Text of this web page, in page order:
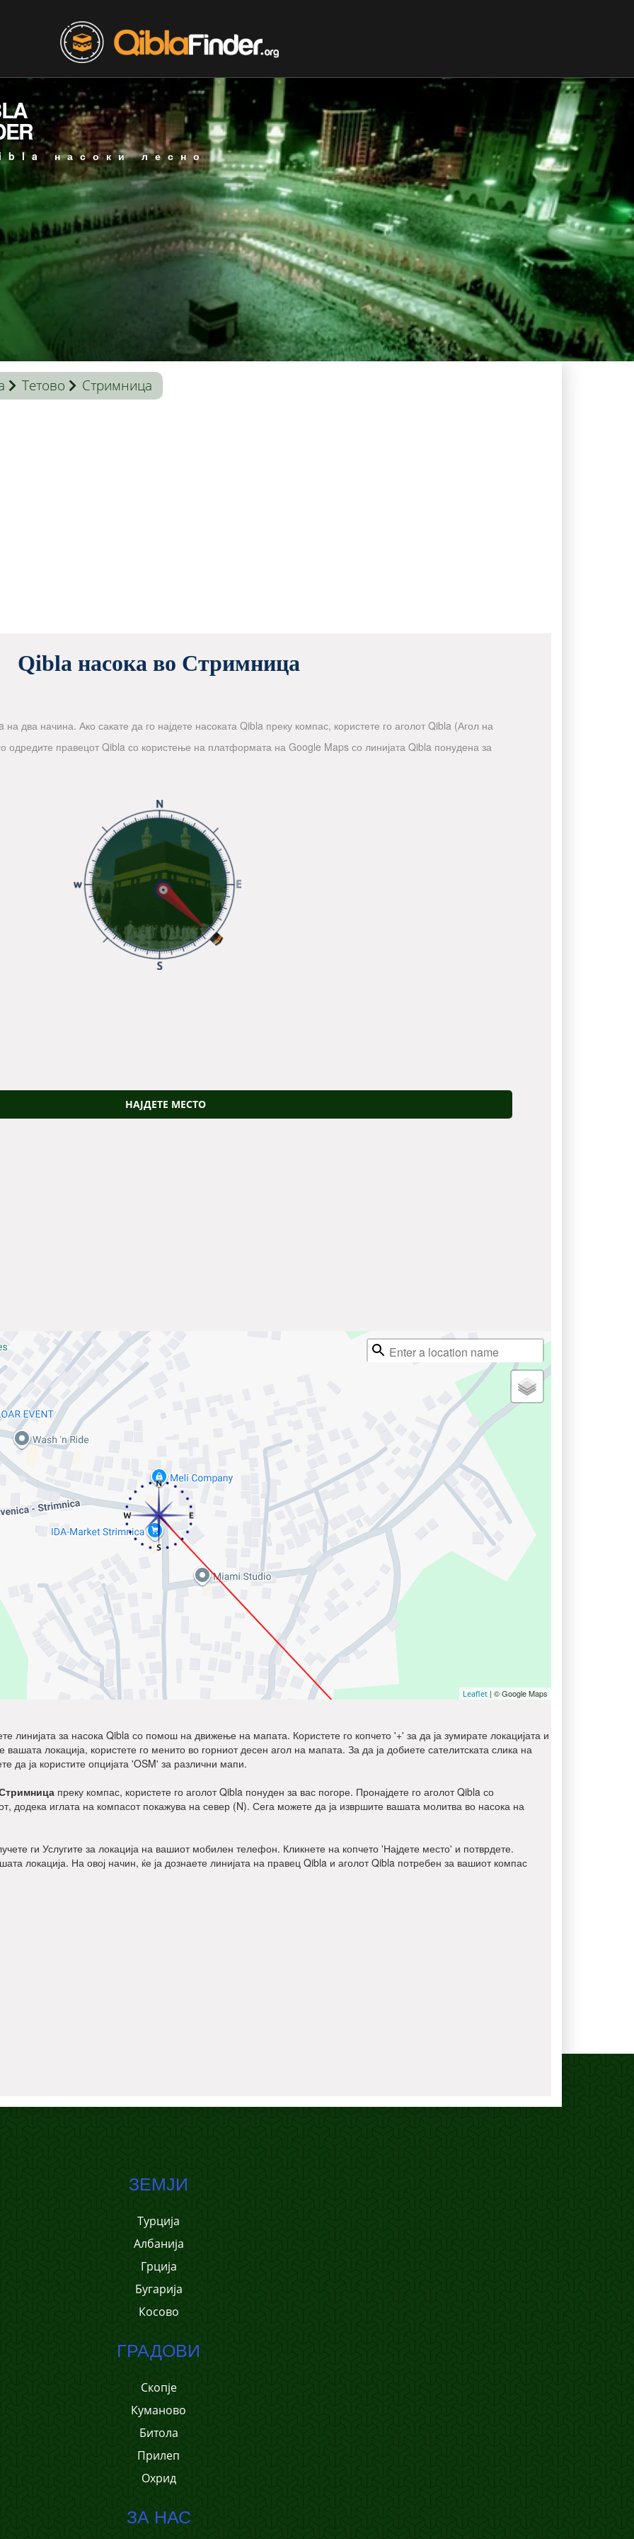
насоки лесно
Тетово Стримница
Qibla насока во Стримница
два начина. Ако сакате да го најдете насоката Qibla преку компас, користете го аголот Qibla (Агол на
правецот Qibla со користење на платформата на Google Maps со линијата Qibla понудена за
НАЈДЕТЕ МЕСТО
Leaflet | © Google Maps
линијата за насока Qibla со помош на движење на мапата. Користете го копчето '+' за да ја зумирате локацијата и
вашата локација, користете го менито во горниот десен агол на мапата. За да ја добиете сателитската слика на
да ја користите опцијата 'OSM' за различни мапи.
преку компас, користете го аголот Qibla понуден за вас погоре. Пронајдете го аголот Qibla со
додека иглата на компасот покажува на север (N). Сега можете да ја извршите вашата молитва во насока на
ги Услугите за локација на вашиот мобилен телефон. Кликнете на копчето 'Најдете место' и потврдете.
локација. На овој начин, ќе ја дознаете линијата на правец Qibla и аголот Qibla потребен за вашиот компас
ЗЕМЈИ
Турција
Албанија
Грција
Бугарија
Косово
ГРАДОВИ
Скопје
Куманово
Битола
Прилеп
Охрид
ЗА НАС